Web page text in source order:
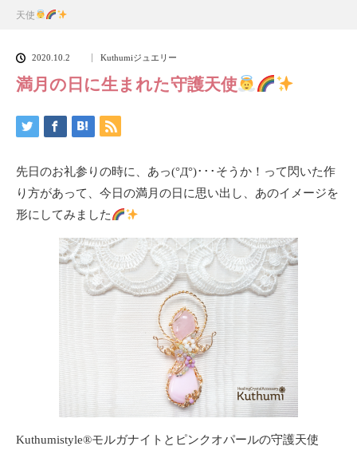
天使
2020.10.2 Kuthumiジュエリー
満月の日に生まれた守護天使
先日のお礼参りの時に、あっ(°Д°)･･･そうか！って閃いた作
り方があって、今日の満月の日に思い出し、あのイメージを
形にしてみました
Kuthumistyle®️モルガナイトとピンクオパールの守護天使